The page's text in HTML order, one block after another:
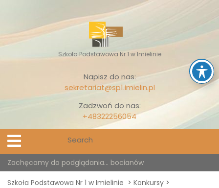
content
Szkoła Podstawowa Nr 1 w Imielinie
Napisz do nas:
sekretariat@sp1.imielin.pl
Zadzwoń do nas:
+48322256054
Open
Menu
Zachęcamy do podglądania… bocianów
Szkoła Podstawowa Nr 1 w Imielinie > Konkursy >